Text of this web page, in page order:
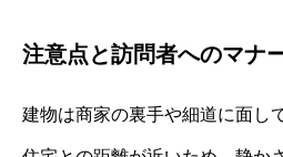
注意点と訪問者へのマナ
建物は商家の裏手や細道に面し